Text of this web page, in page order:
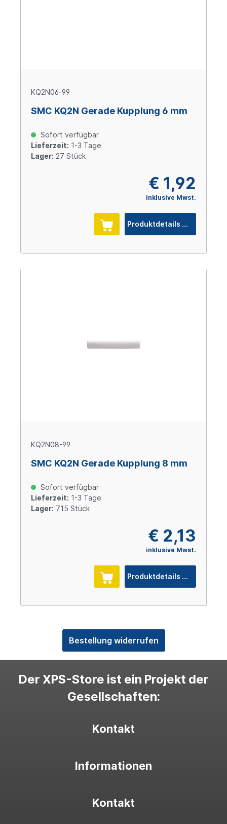
KQ2N06-99
SMC KQ2N Gerade Kupplung 6 mm
Sofort verfügbar
Lieferzeit: 1-3 Tage
Lager: 27 Stück
€ 1,92
inklusive Mwst.
Produktdetails
KQ2N08-99
SMC KQ2N Gerade Kupplung 8 mm
Sofort verfügbar
Lieferzeit: 1-3 Tage
Lager: 715 Stück
€ 2,13
inklusive Mwst.
Produktdetails
Bestellung widerrufen
Der XPS-Store ist ein Projekt der
Gesellschaften:
Kontakt
Informationen
Kontakt